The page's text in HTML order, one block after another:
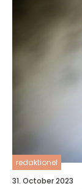
redaktionel
31. October 2023